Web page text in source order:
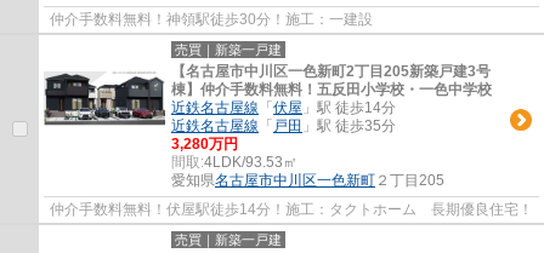
仲介手数料無料！神領駅徒歩30分！施工：一建設
売買｜新築一戸建
【名古屋市中川区一色新町2丁目205新築戸建3号
棟】仲介手数料無料！五反田小学校・一色中学校
近鉄名古屋線 「 伏屋 」駅 徒歩14分
近鉄名古屋線 「 戸田 」駅 徒歩35分
3,280万円
間取:4LDK/93.53㎡
愛知県名古屋市中川区一色新町 ２丁目205
仲介手数料無料！伏屋駅徒歩14分！施工：タクトホーム 長期優良住宅！
売買｜新築一戸建